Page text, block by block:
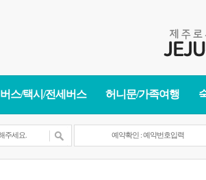
버스/택시/전세버스 허니문/가족여행